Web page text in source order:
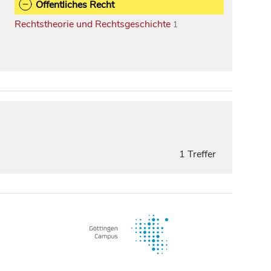
Öffentliches Recht
Rechtstheorie und Rechtsgeschichte 1
1 Treffer